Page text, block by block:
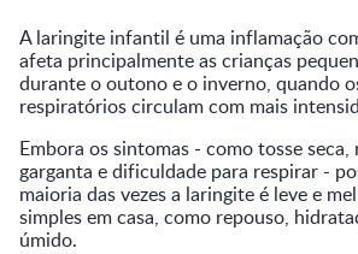
A laringite infantil é uma inflamação
afeta principalmente as crianças
durante o outono e o inverno, quando
respiratórios circulam com mais
Embora os sintomas - como tosse
garganta e dificuldade para respirar -
maioria das vezes a laringite é leve e
simples em casa, como repouso,
úmido.